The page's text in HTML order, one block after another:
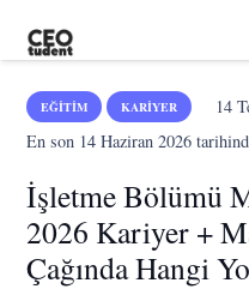
EĞITIM KARIYER 14
En son 14 Haziran 2026
İşletme Bölümü
2026 Kariyer +
Çağında Hangi